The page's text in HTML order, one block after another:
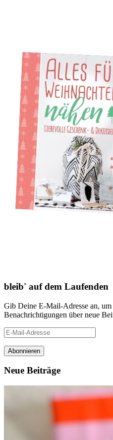
bleib' auf dem Laufenden
Gib Deine E-Mail-Adresse an,
Benachrichtigungen über neue
E-
Mail-
Adresse
Neue Beiträge